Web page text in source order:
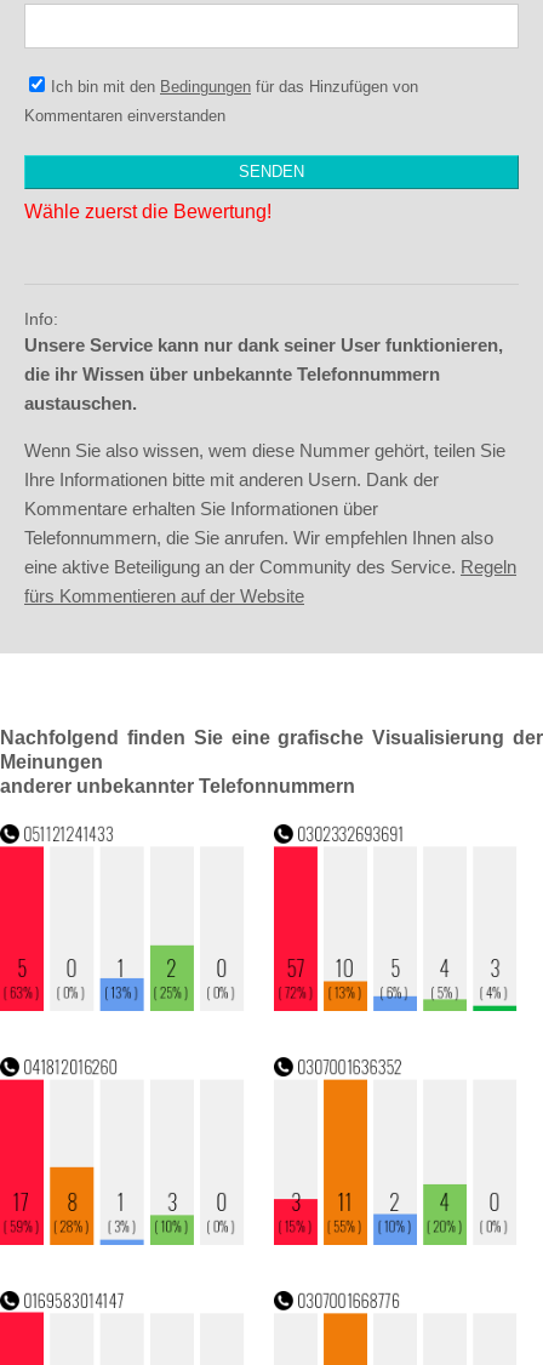
Ich bin mit den Bedingungen für das Hinzufügen von
Kommentaren einverstanden
Wähle zuerst die Bewertung!
Info:
Unsere Service kann nur dank seiner User funktionieren,
die ihr Wissen über unbekannte Telefonnummern
austauschen.
Wenn Sie also wissen, wem diese Nummer gehört, teilen Sie
Ihre Informationen bitte mit anderen Usern. Dank der
Kommentare erhalten Sie Informationen über
Telefonnummern, die Sie anrufen. Wir empfehlen Ihnen also
eine aktive Beteiligung an der Community des Service. Regeln
fürs Kommentieren auf der Website
Nachfolgend finden Sie eine grafische Visualisierung der
Meinungen
anderer unbekannter Telefonnummern